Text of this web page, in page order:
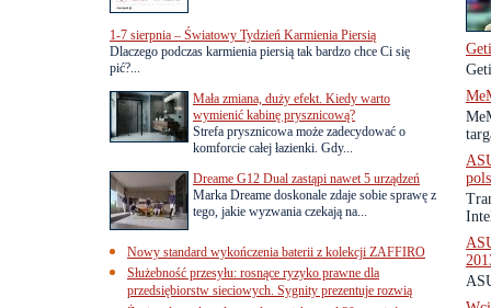
1-7 sierpnia – Światowy Tydzień Karmienia Piersią
Dlaczego podczas karmienia piersią tak bardzo chce Ci się
pić?...
Mała zmiana, duży efekt. Kiedy warto
wymienić kabinę prysznicową?
Strefa prysznicowa może zadecydować o
komforcie całej łazienki. Gdy...
Dreame G12 Dual zastąpi nawet 5 urządzeń
Marka Dreame doskonale zdaje sobie sprawę z
tego, jakie wyzwania czekają na...
Nowy standard wykończenia baterii z kolekcji ZAFFIRO
Służebność przesyłu: rosnące ryzyko prawne dla
przedsiębiorstw sieciowych. Sygnity prezentuje rozwią